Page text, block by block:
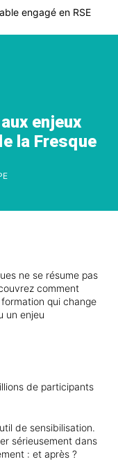
enjeux
la Fresque
ne se résume pas
comment
qui change
un enjeu
de participants
de sensibilisation.
sérieusement dans
: et après ?